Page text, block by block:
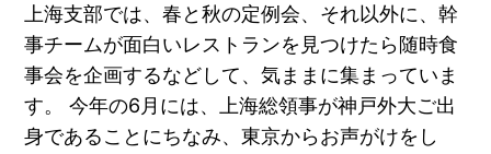
上海支部では、春と秋の定例会、それ以外に、幹
事チームが面白いレストランを見つけたら随時食
事会を企画するなどして、気ままに集まっていま
す。 今年の6月には、上海総領事が神戸外大ご出
身であることにちなみ、東京からお声がけをし